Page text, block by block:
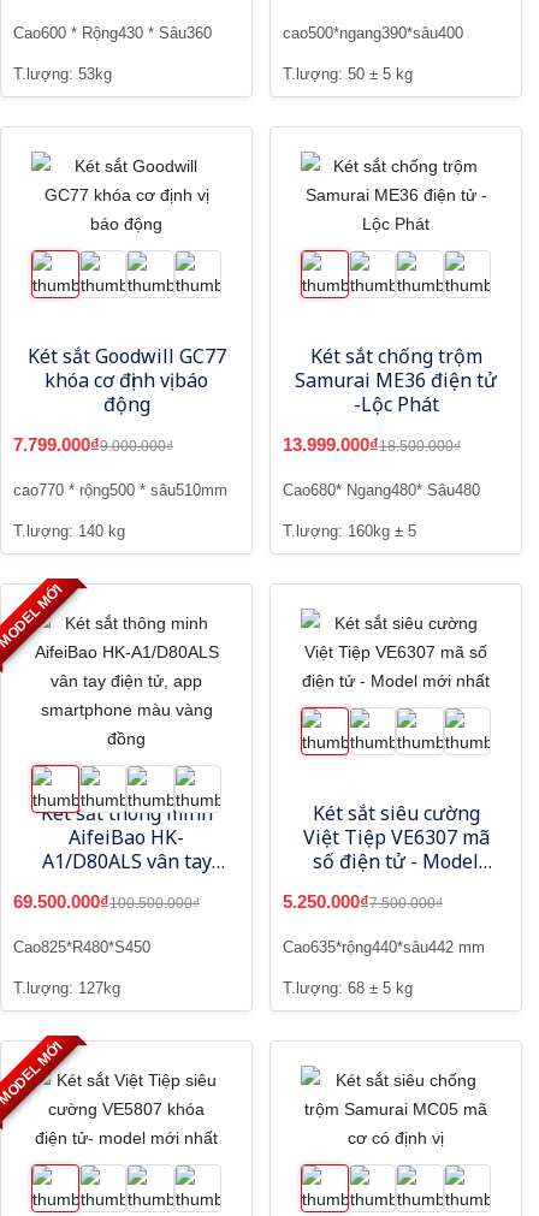
Cao600 * Rộng430 * Sâu360
T.lượng: 53kg
cao500*ngang390*sâu400
T.lượng: 50 ± 5 kg
Két sắt Goodwill GC77
khóa cơ định vị báo
động
7.799.000₫9.000.000₫
cao770 * rộng500 * sâu510mm
T.lượng: 140 kg
Két sắt chống trộm
Samurai ME36 điện tử
-Lộc Phát
13.999.000₫18.500.000₫
Cao680* Ngang480* Sâu480
T.lượng: 160kg ± 5
Két sắt thông minh
AifeiBao HK-
A1/D80ALS vân tay
smartphone màu
69.500.000₫100.500.000₫
Cao825*R480*S450
T.lượng: 127kg
MỚI
Két sắt siêu cường
Việt Tiệp VE6307 mã
số điện tử - Model
5.250.000₫7.500.000₫
Cao635*rộng440*sâu442 mm
T.lượng: 68 ± 5 kg
MỚI